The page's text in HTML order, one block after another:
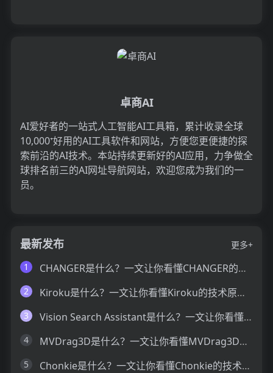
卓商AI
AI爱好者的一站式人工智能AI工具箱，累计收录全球
10,000⁺好用的AI工具软件和网站，方便您更便捷的探
索前沿的AI技术。本站持续更新好的AI应用，力争做全
球排名前三的AI网址导航网站，欢迎您成为我们的一
员。
最新发布
更多+
1
CHANGER是什么？一文让你看懂CHANGER的技术原理、主要功能、应用场景
2 Kiroku是什么？一文让你看懂Kiroku的技术原理、主要功能、应用场景
3 Vision Search Assistant是什么？一文让你看懂Vision Search Assistant的技术原理、主要功能、应用场景
4 MVDrag3D是什么？一文让你看懂MVDrag3D的技术原理、主要功能、应用场景
5 Chonkie是什么？一文让你看懂Chonkie的技术原理、主要功能、应用场景